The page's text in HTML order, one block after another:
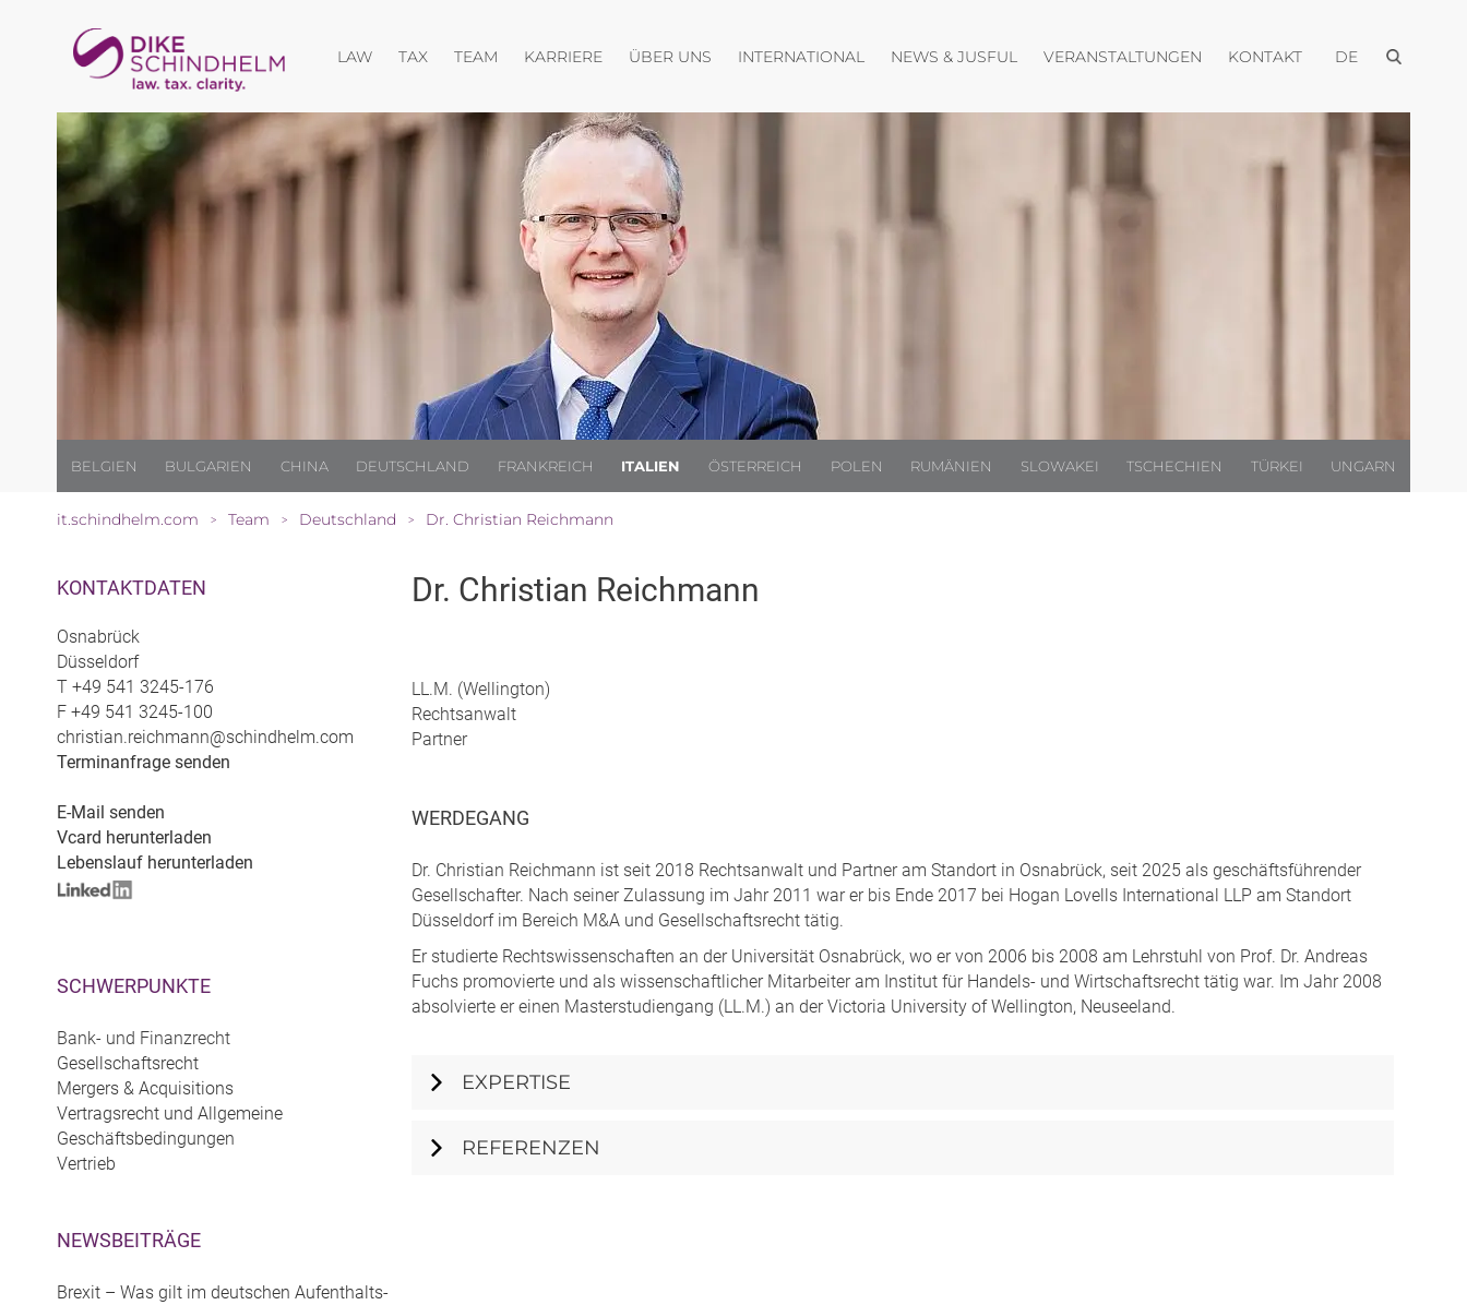
LAWMenü öffnen
TAX TEAM KARRIEREMenü öffnen
ÜBER UNS Menü öffnen
INTERNATIONAL Menü öffnen
NEWS & JUSFUL Menü öffnen
VERANSTALTUNGEN Menü öffnen
KONTAKTMenü öffnen
DE Menü öffnen
BELGIEN BULGARIEN CHINA DEUTSCHLAND FRANKREICH ITALIEN ÖSTERREICH POLEN RUMÄNIEN SLOWAKEI TSCHECHIEN TÜRKEI UNGARN
it.schindhelm.com > Team > Deutschland > Dr. Christian Reichmann
KONTAKTDATEN
Osnabrück
Düsseldorf
T +49 541 3245-176
F +49 541 3245-100
christian.reichmann@schindhelm.com
Terminanfrage senden
E-Mail senden
Vcard herunterladen
Lebenslauf herunterladen
SCHWERPUNKTE
Bank- und Finanzrecht
Gesellschaftsrecht
Mergers & Acquisitions
Vertragsrecht und Allgemeine
Geschäftsbedingungen
Vertrieb
NEWSBEITRÄGE
Brexit – Was gilt im deutschen Aufenthalts-
Dr. Christian Reichmann
LL.M. (Wellington)
Rechtsanwalt
Partner
WERDEGANG
Dr. Christian Reichmann ist seit 2018 Rechtsanwalt und Partner am Standort in Osnabrück, seit 2025 als geschäftsführender
Gesellschafter. Nach seiner Zulassung im Jahr 2011 war er bis Ende 2017 bei Hogan Lovells International LLP am Standort
Düsseldorf im Bereich M&A und Gesellschaftsrecht tätig.
Er studierte Rechtswissenschaften an der Universität Osnabrück, wo er von 2006 bis 2008 am Lehrstuhl von Prof. Dr. Andreas
Fuchs promovierte und als wissenschaftlicher Mitarbeiter am Institut für Handels- und Wirtschaftsrecht tätig war. Im Jahr 2008
absolvierte er einen Masterstudiengang (LL.M.) an der Victoria University of Wellington, Neuseeland.
EXPERTISE
REFERENZEN